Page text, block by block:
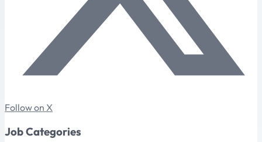
Follow on X
Job Categories